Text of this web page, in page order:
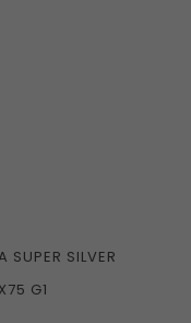
SUPER SILVER
G1